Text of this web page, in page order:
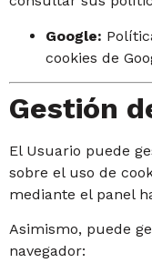
Google:
cookies de
Gestión
El Usuario puede
sobre el uso de
mediante el panel
Asimismo, puede
navegador: